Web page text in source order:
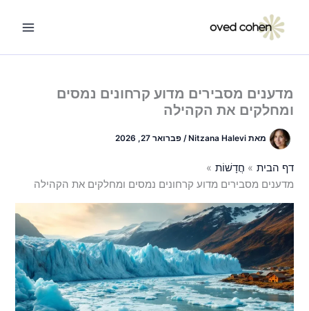
מדענים מסבירים מדוע קרחונים נמסים
ומחלקים את הקהילה
מאתNitzana Halevi
/פברואר 27, 2026
דף הבית
חֲדָשׁוֹת
מדענים מסבירים מדוע קרחונים נמסים ומחלקים את הקהילה